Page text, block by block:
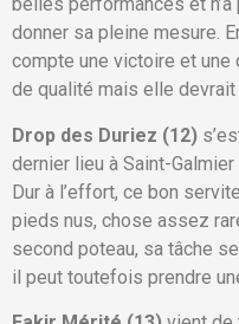
donner sa pleine mesure.
compte une victoire et une
de qualité mais elle devrait
Drop des Duriez (12)
dernier lieu à Saint-
Dur à l’effort, ce bon
pieds nus, chose assez
second poteau, sa tâche
il peut toutefois prendre